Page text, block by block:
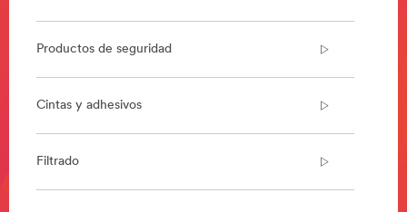
**Site
area
Cinta
url**
https://www.3m.com.mx/3M/es_MX/cinta-
Productos de seguridad
Cintas y adhesivos
Filtrado